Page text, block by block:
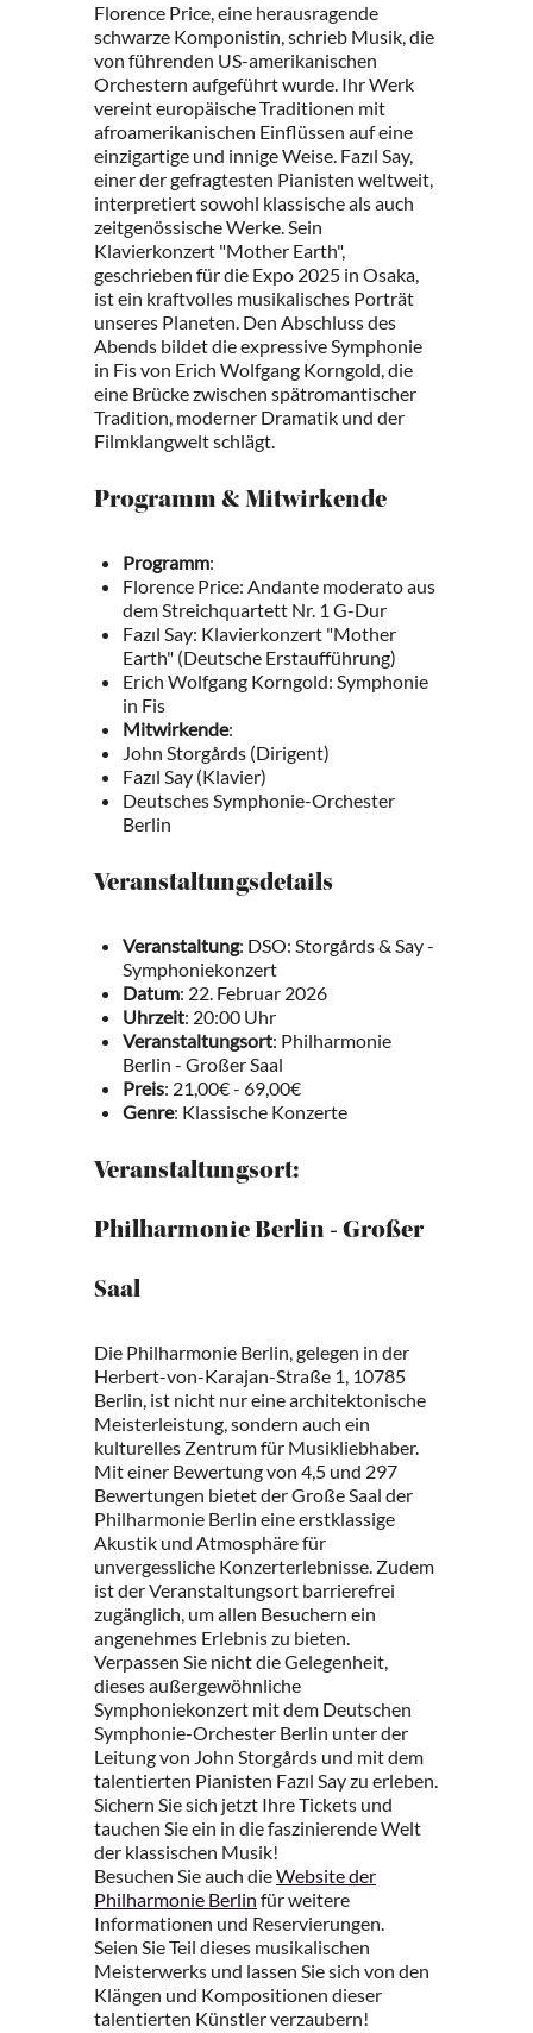
Florence Price, eine herausragende
schwarze Komponistin, schrieb Musik, die
von führenden US-amerikanischen
Orchestern aufgeführt wurde. Ihr Werk
vereint europäische Traditionen mit
afroamerikanischen Einflüssen auf eine
einzigartige und innige Weise. Fazıl Say,
einer der gefragtesten Pianisten weltweit,
interpretiert sowohl klassische als auch
zeitgenössische Werke. Sein
Klavierkonzert "Mother Earth",
geschrieben für die Expo 2025 in Osaka,
ist ein kraftvolles musikalisches Porträt
unseres Planeten. Den Abschluss des
Abends bildet die expressive Symphonie
in Fis von Erich Wolfgang Korngold, die
eine Brücke zwischen spätromantischer
Tradition, moderner Dramatik und der
Filmklangwelt schlägt.
Programm & Mitwirkende
Programm:
Florence Price: Andante moderato aus
dem Streichquartett Nr. 1 G-Dur
Fazıl Say: Klavierkonzert "Mother
Earth" (Deutsche Erstaufführung)
Erich Wolfgang Korngold: Symphonie
in Fis
Mitwirkende:
John Storgårds (Dirigent)
Fazıl Say (Klavier)
Deutsches Symphonie-Orchester
Berlin
Veranstaltungsdetails
Veranstaltung: DSO: Storgårds & Say -
Symphoniekonzert
Datum: 22. Februar 2026
Uhrzeit: 20:00 Uhr
Veranstaltungsort: Philharmonie
Berlin - Großer Saal
Preis: 21,00€ - 69,00€
Genre: Klassische Konzerte
Veranstaltungsort:
Philharmonie Berlin - Großer
Saal
Die Philharmonie Berlin, gelegen in der
Herbert-von-Karajan-Straße 1, 10785
Berlin, ist nicht nur eine architektonische
Meisterleistung, sondern auch ein
kulturelles Zentrum für Musikliebhaber.
Mit einer Bewertung von 4,5 und 297
Bewertungen bietet der Große Saal der
Philharmonie Berlin eine erstklassige
Akustik und Atmosphäre für
unvergessliche Konzerterlebnisse. Zudem
ist der Veranstaltungsort barrierefrei
zugänglich, um allen Besuchern ein
angenehmes Erlebnis zu bieten.
Verpassen Sie nicht die Gelegenheit,
dieses außergewöhnliche
Symphoniekonzert mit dem Deutschen
Symphonie-Orchester Berlin unter der
Leitung von John Storgårds und mit dem
talentierten Pianisten Fazıl Say zu erleben.
Sichern Sie sich jetzt Ihre Tickets und
tauchen Sie ein in die faszinierende Welt
der klassischen Musik!
Besuchen Sie auch dieWebsite der
Philharmonie Berlin für weitere
Informationen und Reservierungen.
Seien Sie Teil dieses musikalischen
Meisterwerks und lassen Sie sich von den
Klängen und Kompositionen dieser
talentierten Künstler verzaubern!